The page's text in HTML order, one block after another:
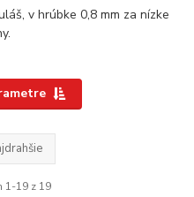
v hrúbke 0,8 mm za nízke
1-19 z 19